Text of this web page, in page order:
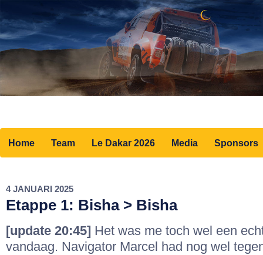
Home Team Le Dakar 2026 Media Sponsors
4 JANUARI 2025
Etappe 1: Bisha > Bisha
[update 20:45] Het was me toch wel een
vandaag. Navigator Marcel had nog wel